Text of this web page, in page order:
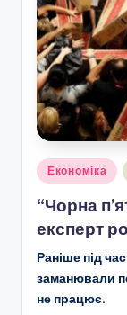
Опубліковано
Економіка
“Чорна
експерт
Раніше під
заманювали
не працює.